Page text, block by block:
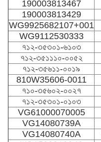
190003813467
190003813429
WG9925682107+001
WG9112530333
৭১২-৩৫৩০১-৬১০৩
৭১২-৩৫১১১০-০০৫২
৭১২-৩৫৬১১-০০১৯
810W35606-0011
৭১০-৩৫৬০২-০০২৭
৭১২-৩৫৩০১-০১০৩
VG61000070005
VG14080739A
VG14080740A